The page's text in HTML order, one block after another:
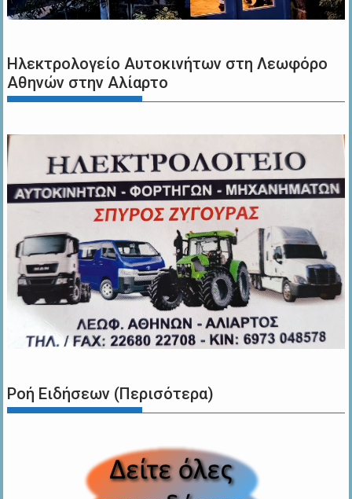
Ηλεκτρολογείο Αυτοκινήτων στη Λεωφόρο
Αθηνών στην Αλίαρτο
Ροή Ειδήσεων (Περισότερα)